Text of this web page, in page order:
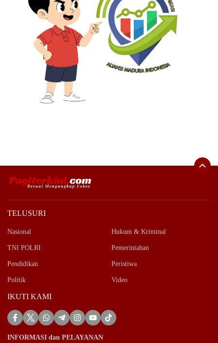
TELUSURI
Nasional Hukum & Kriminal
TNI POLRI Pemerintahan
Pendidikan Peristiwa
Politik Video
IKUTI KAMI
INFORMASI dan PELAYANAN